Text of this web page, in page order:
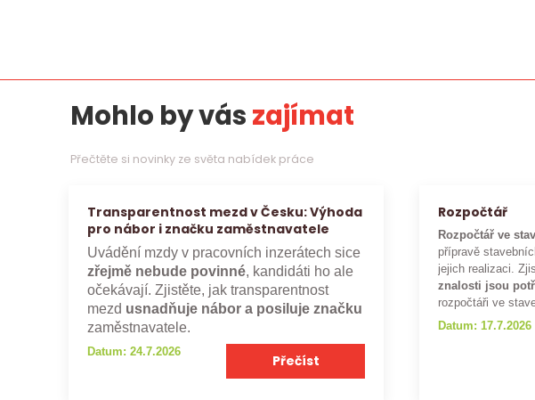
Mohlo by vászajímat
Přečtěte si novinky ze světa nabídek práce
Transparentnost mezd v Česku: Výhoda
pro nábor i značku zaměstnavatele
Uvádění mzdy v pracovních inzerátech sice
zřejmě nebude povinné, kandidáti ho ale
očekávají. Zjistěte, jak transparentnost
mezd usnadňuje nábor a posiluje značku
zaměstnavatele.
Datum: 24.7.2026
Přečíst
Rozpočtář
Rozpočtář ve
přípravě
jejich realizaci.
znalosti jsou
rozpočtáři ve
Datum: 17.7.2026